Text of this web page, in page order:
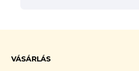
VÁSÁRLÁS